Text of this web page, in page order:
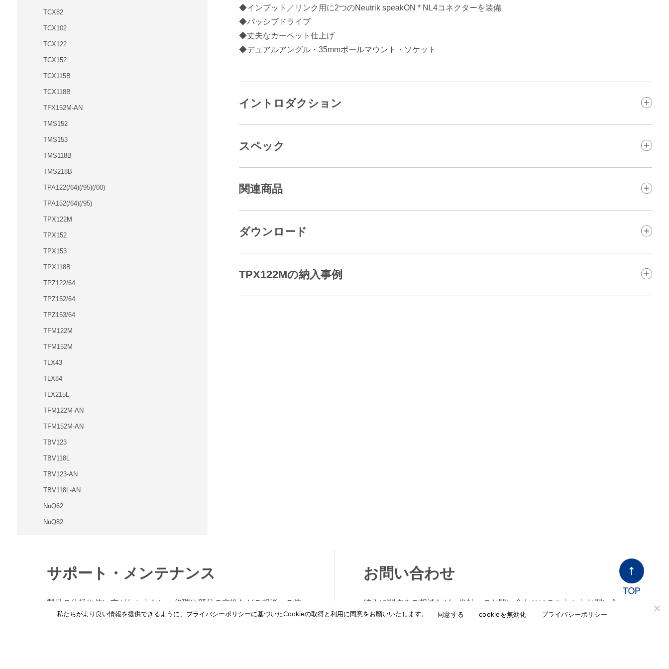
TCX82
TCX102
TCX122
TCX152
TCX115B
TCX118B
TFX152M-AN
TMS152
TMS153
TMS118B
TMS218B
TPA122(/64)(/95)(/00)
TPA152(/64)(/95)
TPX122M
TPX152
TPX153
TPX118B
TPZ122/64
TPZ152/64
TPZ153/64
TFM122M
TFM152M
TLX43
TLX84
TLX215L
TFM122M-AN
TFM152M-AN
TBV123
TBV118L
TBV123-AN
TBV118L-AN
NuQ62
NuQ82
NuQ152
NuQ118B
NuQ82-AN
◆インプット／リンク用に2つのNeutrik speakON * NL4コネクターを装備
◆パッシブドライブ
◆丈夫なカーペット仕上げ
◆デュアルアングル・35mmポールマウント・ソケット
イントロダクション
スペック
関連商品
ダウンロード
TPX122Mの納入事例
サポート・メンテナンス
製品の仕様や使い方がわからない、修理や部品の交換などご相談・ご依
頼はこちらからお問い合わせください。
お問い合わせ
納入に関するご相談など、当社へのお問い合わせはこちらからお問い合
わせください。
私たちがより良い情報を提供できるように、プライバシーポリシーに基づいたCookieの取得と利用に同意をお願いいたします。 同意する cookieを無効化 プライバシーポリシー